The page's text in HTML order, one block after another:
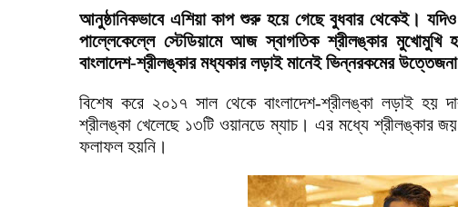
আনুষ্ঠানিকভাবে এশিয়া কাপ শুরু হয়ে গেছে বুধবার থেকেই।
পাল্লেকেল্লে স্টেডিয়ামে আজ স্বাগতিক শ্রীলঙ্কার
বাংলাদেশ-শ্রীলঙ্কার মধ্যকার লড়াই মানেই ভিন্নরকমের
বিশেষ করে ২০১৭ সাল থেকে বাংলাদেশ-শ্রীলঙ্কা লড়াই হয়
শ্রীলঙ্কা খেলেছে ১৩টি ওয়ানডে ম্যাচ। এর মধ্যে শ্রীলঙ্কার
ফলাফল হয়নি।